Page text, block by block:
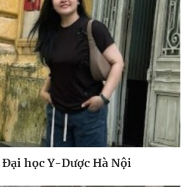
học Y-Dược Hà Nội